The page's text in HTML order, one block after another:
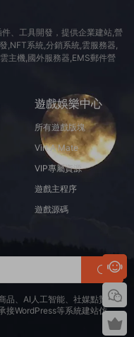
、工具開發，提供企業建站,營
,NFT系統,分銷系統,雲服務器,
主機,國外服務器,EMS郵件營
遊戲娛樂中心
所有遊戲版塊
Virt A Mate
VIP專屬資源
遊戲主程序
遊戲源碼
品、AI人工智能、社媒點贊、
接WordPress等系統建站仿